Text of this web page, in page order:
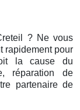
? Ne vous
rapidement pour
la cause du
réparation de
partenaire de